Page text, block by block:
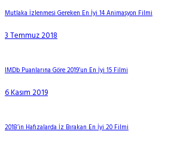
Mutlaka İzlenmesi Gereken En İyi 14 Animasyon Filmi
3 Temmuz 2018
IMDb Puanlarına Göre 2019’un En İyi 15 Filmi
6 Kasım 2019
2018’in Hafızalarda İz Bırakan En İyi 20 Filmi